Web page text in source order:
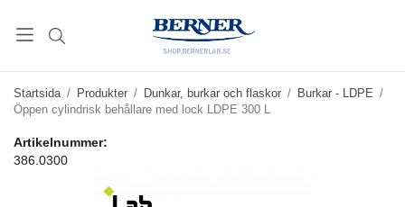
Startsida / Produkter / Dunkar, burkar och flaskor / Burkar - LDPE /
Öppen cylindrisk behållare med lock LDPE 300 L
Artikelnummer:
386.0300